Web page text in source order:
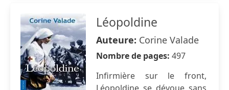
Léopoldine
Auteure: Corine Valade
Nombre de pages: 497
Infirmière sur le front,